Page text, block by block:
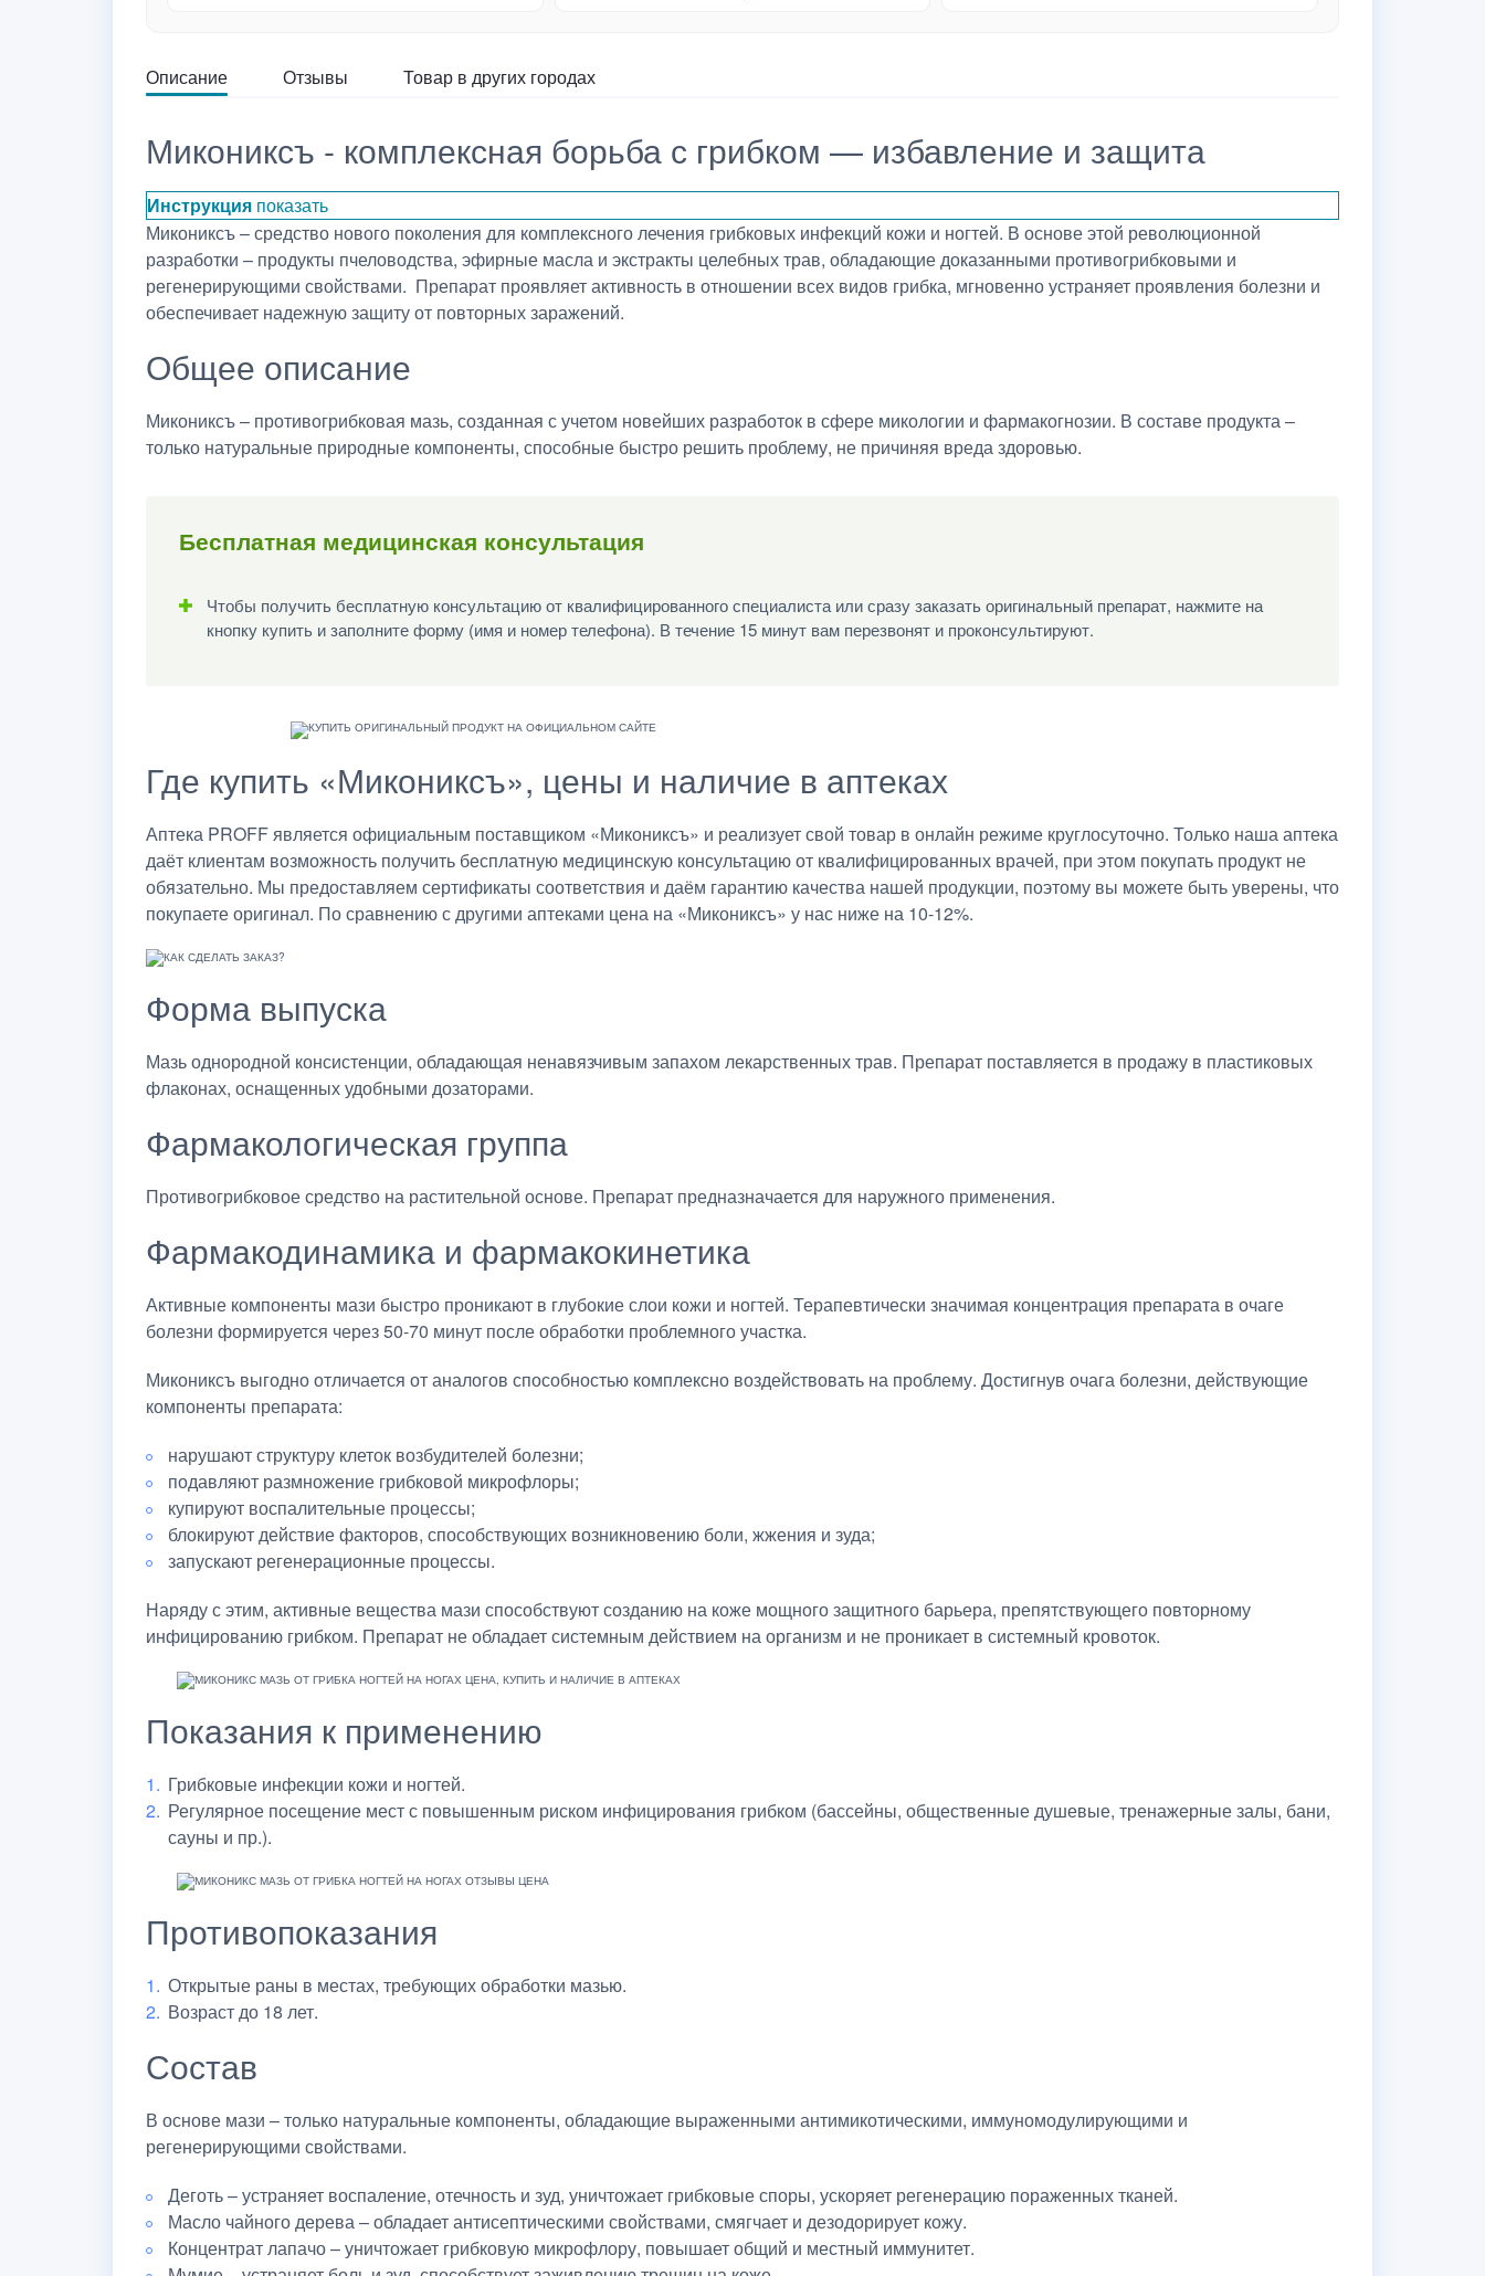
Описание Отзывы Товар в других городах
Микониксъ - комплексная борьба с грибком — избавление и защита
Инструкция показать
Микониксъ – средство нового поколения для комплексного лечения грибковых инфекций кожи и ногтей. В основе этой революционной
разработки – продукты пчеловодства, эфирные масла и экстракты целебных трав, обладающие доказанными противогрибковыми и
регенерирующими свойствами. Препарат проявляет активность в отношении всех видов грибка, мгновенно устраняет проявления болезни и
обеспечивает надежную защиту от повторных заражений.
Общее описание
Микониксъ – противогрибковая мазь, созданная с учетом новейших разработок в сфере микологии и фармакогнозии. В составе продукта –
только натуральные природные компоненты, способные быстро решить проблему, не причиняя вреда здоровью.
Бесплатная медицинская консультация
Чтобы получить бесплатную консультацию от квалифицированного специалиста или сразу заказать оригинальный препарат, нажмите на
кнопку купить и заполните форму (имя и номер телефона). В течение 15 минут вам перезвонят и проконсультируют.
Где купить «Микониксъ», цены и наличие в аптеках
Аптека PROFF является официальным поставщиком «Микониксъ» и реализует свой товар в онлайн режиме круглосуточно. Только наша аптека
даёт клиентам возможность получить бесплатную медицинскую консультацию от квалифицированных врачей, при этом покупать продукт не
обязательно. Мы предоставляем сертификаты соответствия и даём гарантию качества нашей продукции, поэтому вы можете быть уверены, что
покупаете оригинал. По сравнению с другими аптеками цена на «Микониксъ» у нас ниже на 10-12%.
Форма выпуска
Мазь однородной консистенции, обладающая ненавязчивым запахом лекарственных трав. Препарат поставляется в продажу в пластиковых
флаконах, оснащенных удобными дозаторами.
Фармакологическая группа
Противогрибковое средство на растительной основе. Препарат предназначается для наружного применения.
Фармакодинамика и фармакокинетика
Активные компоненты мази быстро проникают в глубокие слои кожи и ногтей. Терапевтически значимая концентрация препарата в очаге
болезни формируется через 50-70 минут после обработки проблемного участка.
Микониксъ выгодно отличается от аналогов способностью комплексно воздействовать на проблему. Достигнув очага болезни, действующие
компоненты препарата:
нарушают структуру клеток возбудителей болезни;
подавляют размножение грибковой микрофлоры;
купируют воспалительные процессы;
блокируют действие факторов, способствующих возникновению боли, жжения и зуда;
запускают регенерационные процессы.
Наряду с этим, активные вещества мази способствуют созданию на коже мощного защитного барьера, препятствующего повторному
инфицированию грибком. Препарат не обладает системным действием на организм и не проникает в системный кровоток.
Показания к применению
Грибковые инфекции кожи и ногтей.
Регулярное посещение мест с повышенным риском инфицирования грибком (бассейны, общественные душевые, тренажерные залы, бани,
сауны и пр.).
Противопоказания
Открытые раны в местах, требующих обработки мазью.
Возраст до 18 лет.
Состав
В основе мази – только натуральные компоненты, обладающие выраженными антимикотическими, иммуномодулирующими и
регенерирующими свойствами.
Деготь – устраняет воспаление, отечность и зуд, уничтожает грибковые споры, ускоряет регенерацию пораженных тканей.
Масло чайного дерева – обладает антисептическими свойствами, смягчает и дезодорирует кожу.
Концентрат лапачо – уничтожает грибковую микрофлору, повышает общий и местный иммунитет.